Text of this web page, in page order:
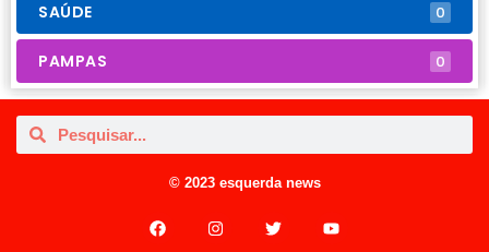
SAÚDE 0
PAMPAS 0
© 2023 esquerda news